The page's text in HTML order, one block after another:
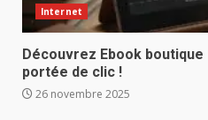
Internet
Découvrez Ebook
portée de clic !
26 novembre 2025